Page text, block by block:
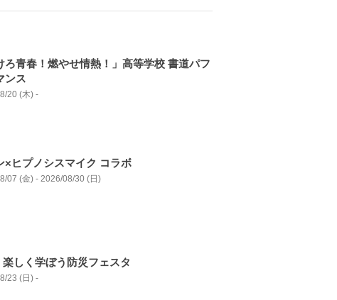
ろ青春！燃やせ情熱！」高等学校 書道パフ
ンス
20 (木) -
×ヒプノシスマイク コラボ
07 (金) - 2026/08/30 (日)
楽しく学ぼう防災フェスタ
23 (日) -